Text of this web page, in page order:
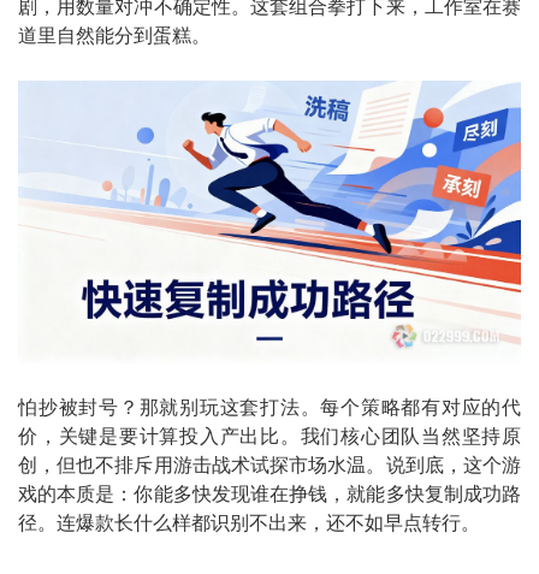
剧，用数量对冲不确定性。这套组合拳打下来，工作室在赛
道里自然能分到蛋糕。
怕抄被封号？那就别玩这套打法。每个策略都有对应的代
价，关键是要计算投入产出比。我们核心团队当然坚持原
创，但也不排斥用游击战术试探市场水温。说到底，这个游
戏的本质是：你能多快发现谁在挣钱，就能多快复制成功路
径。连爆款长什么样都识别不出来，还不如早点转行。